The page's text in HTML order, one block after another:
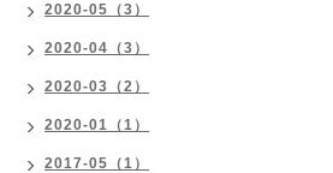
2020-05（3）
2020-04（3）
2020-03（2）
2020-01（1）
2017-05（1）